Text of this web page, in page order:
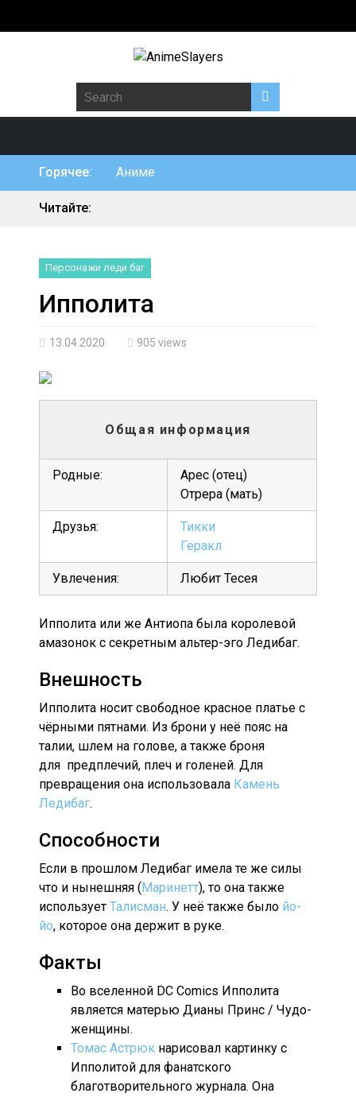
Горячее: Аниме
Читайте:
Персонажи леди баг
Ипполита
13.04.2020 905 views
Общая информация
Родные:
Арес (отец)
Отрера (мать)
Друзья:
Тикки
Геракл
Увлечения: Любит Тесея
Ипполита или же Антиопа была королевой
амазонок с секретным альтер-эго Ледибаг.
Внешность
Ипполита носит свободное красное платье с
чёрными пятнами. Из брони у неё пояс на
талии, шлем на голове, а также броня
для предплечий, плеч и голеней. Для
превращения она использовала Камень
Ледибаг.
Способности
Если в прошлом Ледибаг имела те же силы
что и нынешняя (Маринетт), то она также
использует Талисман. У неё также было йо-
йо, которое она держит в руке.
Факты
Во вселенной DC Comics Ипполита
является матерью Дианы Принс / Чудо-
женщины.
Томас Астрюк нарисовал картинку с
Ипполитой для фанатского
благотворительного журнала. Она